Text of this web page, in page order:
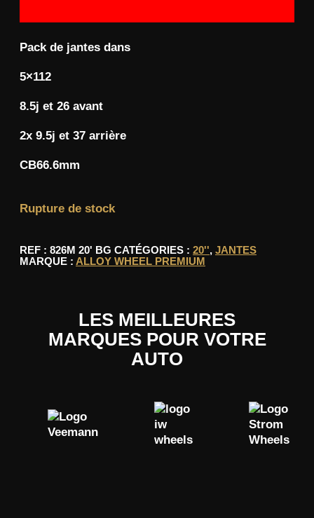
Pack de jantes dans
5×112
8.5j et 26 avant
2x 9.5j et 37 arrière
CB66.6mm
Rupture de stock
REF : 826M 20' BG CATÉGORIES : 20'', JANTES
MARQUE : ALLOY WHEEL PREMIUM
LES MEILLEURES
MARQUES POUR VOTRE
AUTO